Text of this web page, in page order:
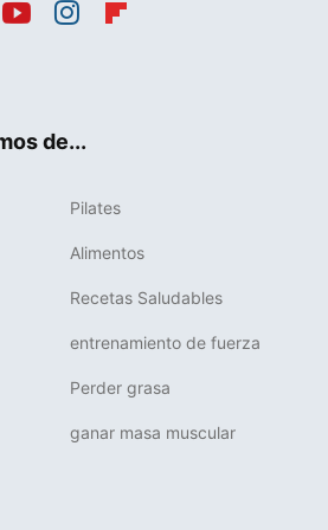
de...
Pilates
Alimentos
Recetas Saludables
entrenamiento de fuerza
Perder grasa
ganar masa muscular